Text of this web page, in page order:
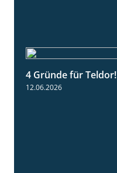
4 Gründe für Teldor!
12.06.2026